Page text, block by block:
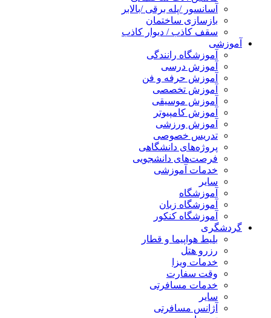
آسانسور /پله برقی /بالابر
بازسازی ساختمان
سقف کاذب / دیوار کاذب
آموزشی
آموزشگاه رانندگی
آموزش درسی
آموزش حرفه و فن
آموزش تخصصی
آموزش موسیقی
آموزش کامپیوتر
آموزش ورزشی
تدریس خصوصی
پروژه‌های دانشگاهی
فرصت‌های دانشجویی
خدمات آموزشی
سایر
آموزشگاه
آموزشگاه زبان
آموزشگاه کنکور
گردشگری
بلیط هواپیما و قطار
رزرو هتل
خدمات ویزا
وقت سفارت
خدمات مسافرتی
سایر
آژانس مسافرتی